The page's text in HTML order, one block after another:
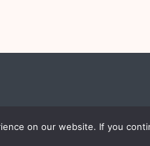
thenewinstitute.nl All
on our website. If you